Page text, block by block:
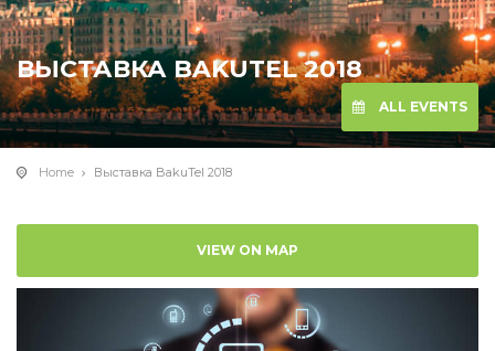
ВЫСТАВКА BAKUTEL 2018
ALL EVENTS
Home Выставка BakuTel 2018
VIEW ON MAP